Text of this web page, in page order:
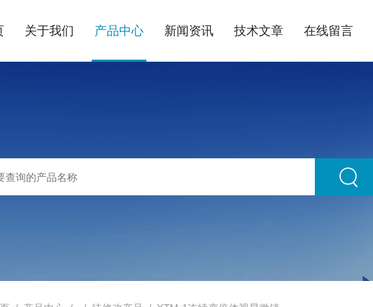
关于我们 产品中心 新闻资讯 技术文章 在线留言